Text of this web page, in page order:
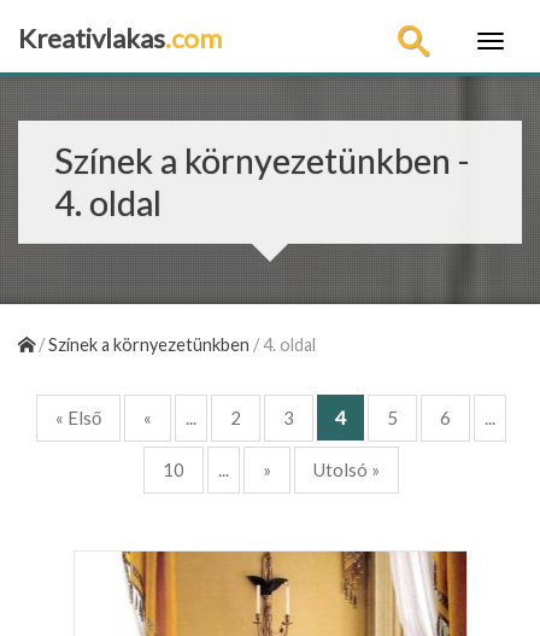
Kreativlakas.com
Színek a környezetünkben -
4. oldal
/Színek a környezetünkben /4. oldal
« Első « ... 2 3 4 5 6 ...
10 ... » Utolsó »